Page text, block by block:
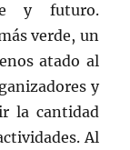
y futuro.
verde, un
atado al
y
la cantidad
Al